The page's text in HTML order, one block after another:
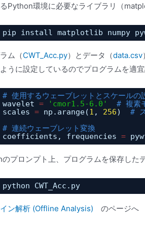
Python環境に必要なライブラリ（
pip install matplotlib numpy
ム（CWT_Acc.py）とデータ（data.csv
うに設定しているのでプログラムを適
# 使用するウェーブレットとスケールの
wavelet = 'cmor1.5-6.0'
# 複素
scales = np.arange(1 , 256) #
# 連続ウェーブレット変換
coefficients, frequencies =
プロンプト上、プログラムを保存した
python CWT_Acc.py
ン解析 (Offline Analysis) のページへ